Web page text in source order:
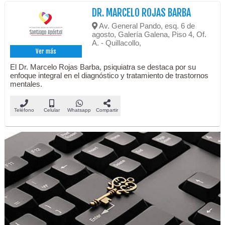
Ver más
DR. MARCELO ROJAS BARBA
Av. General Pando, esq. 6 de
agosto, Galería Galena, Piso 4, Of.
A. - Quillacollo,
El Dr. Marcelo Rojas Barba, psiquiatra se destaca por su
enfoque integral en el diagnóstico y tratamiento de trastornos
mentales.
Teléfono Celular Whatsapp Compartir